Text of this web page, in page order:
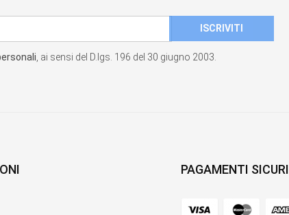
, ai sensi del D.lgs. 196 del 30 giugno 2003.
PAGAMENTI SICURI